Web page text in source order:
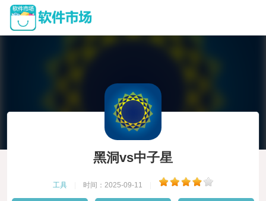
黑洞vs中子星
工具 时间：2025-09-11